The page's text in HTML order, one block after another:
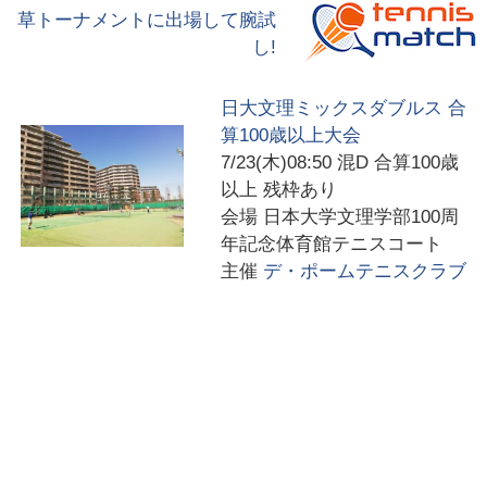
草トーナメントに出場して腕試
し!
日大文理ミックスダブルス 合
算100歳以上大会
7/23(木)08:50 混D 合算100歳
以上 残枠あり
会場 日本大学文理学部100周
年記念体育館テニスコート
主催 デ・ポームテニスクラブ